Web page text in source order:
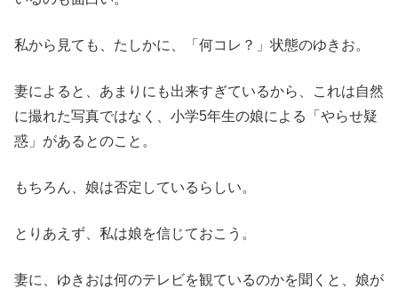
私から見ても、たしかに、「何コレ？」状態のゆきお。
妻によると、あまりにも出来すぎているから、これは自然
に撮れた写真ではなく、小学5年生の娘による「やらせ疑
惑」があるとのこと。
もちろん、娘は否定しているらしい。
とりあえず、私は娘を信じておこう。
妻に、ゆきおは何のテレビを観ているのかを聞くと、娘が